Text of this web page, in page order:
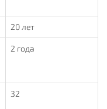
20 лет
2 года
32